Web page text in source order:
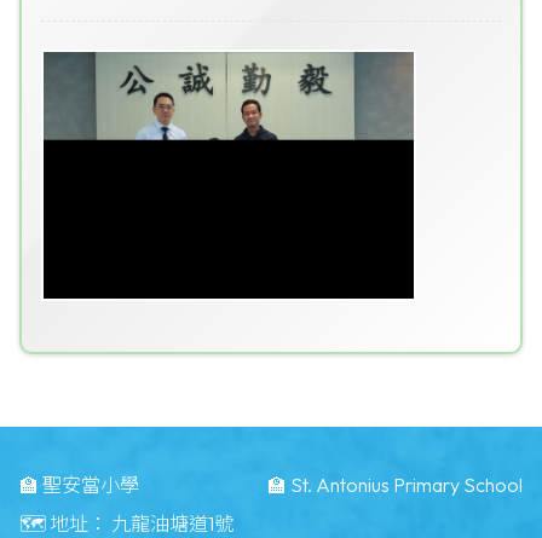
🏫 聖安當小學
🏫 St. Antonius Primary School
🗺️ 地址： 九龍油塘道1號